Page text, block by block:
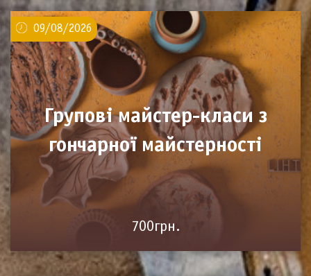
09/08/2026
Групові майстер-класи з
гончарної майстерності
700грн.